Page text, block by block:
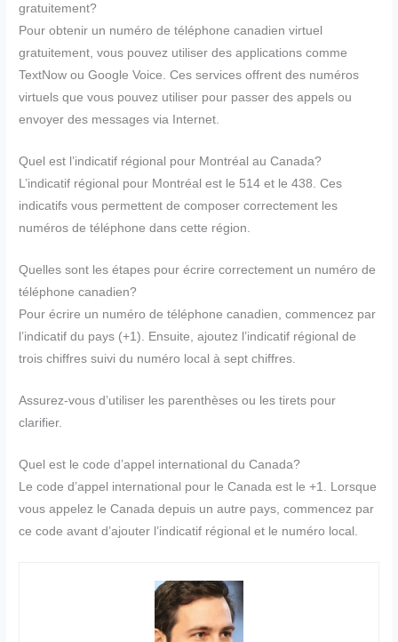
gratuitement?
Pour obtenir un numéro de téléphone canadien virtuel
gratuitement, vous pouvez utiliser des applications comme
TextNow ou Google Voice. Ces services offrent des numéros
virtuels que vous pouvez utiliser pour passer des appels ou
envoyer des messages via Internet.
Quel est l’indicatif régional pour Montréal au Canada?
L’indicatif régional pour Montréal est le 514 et le 438. Ces
indicatifs vous permettent de composer correctement les
numéros de téléphone dans cette région.
Quelles sont les étapes pour écrire correctement un numéro de
téléphone canadien?
Pour écrire un numéro de téléphone canadien, commencez par
l’indicatif du pays (+1). Ensuite, ajoutez l’indicatif régional de
trois chiffres suivi du numéro local à sept chiffres.
Assurez-vous d’utiliser les parenthèses ou les tirets pour
clarifier.
Quel est le code d’appel international du Canada?
Le code d’appel international pour le Canada est le +1. Lorsque
vous appelez le Canada depuis un autre pays, commencez par
ce code avant d’ajouter l’indicatif régional et le numéro local.